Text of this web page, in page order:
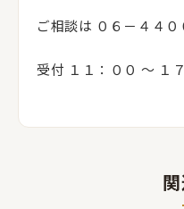
ご相談は ０６－４４
受付 １１：００ 〜 １